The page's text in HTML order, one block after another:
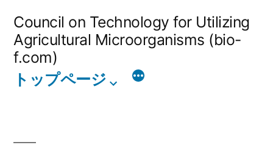
Council on Technology for Utilizing
Agricultural Microorganisms (bio-
f.com)
トップページ